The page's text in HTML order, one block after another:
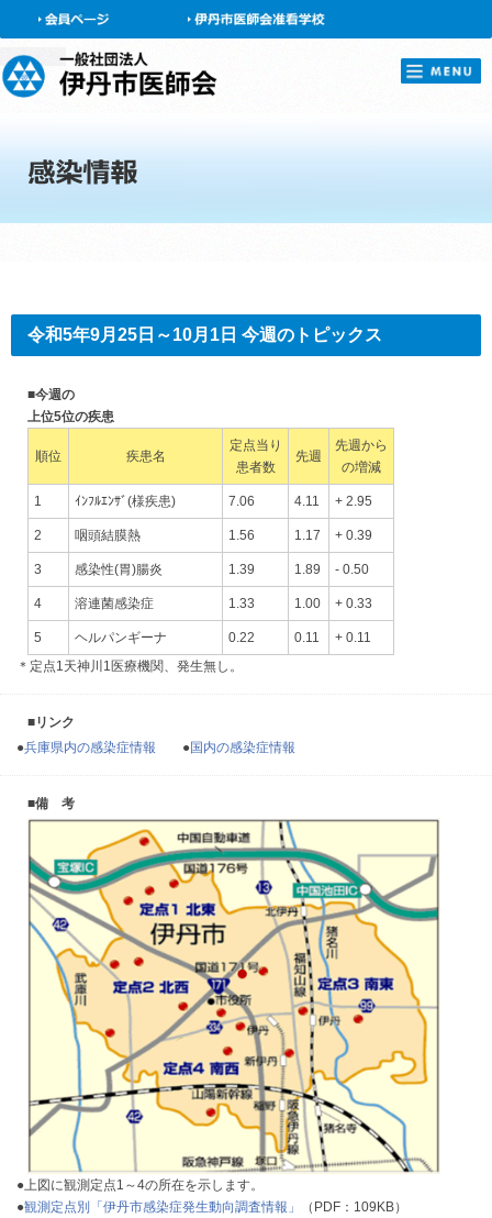
会員ページ
令和5年9月25日～10月1日 今週のトピックス
■今週の
上位5位の疾患
順位 疾患名
定点当り
患者数
先週
先週から
の増減
1 ｲﾝﾌﾙｴﾝｻﾞ(様疾患) 7.06 4.11 + 2.95
2 咽頭結膜熱 1.56 1.17 + 0.39
3 感染性(胃)腸炎 1.39 1.89 - 0.50
4 溶連菌感染症 1.33 1.00 + 0.33
5 ヘルパンギーナ 0.22 0.11
+ 0.11
＊定点1天神川1医療機関、発生無し。
■リンク
●兵庫県内の感染症情報 ●国内の感染症情報
■備 考
●上図に観測定点1～4の所在を示します。
●観測定点別「伊丹市感染症発生動向調査情報」
（PDF：109KB）